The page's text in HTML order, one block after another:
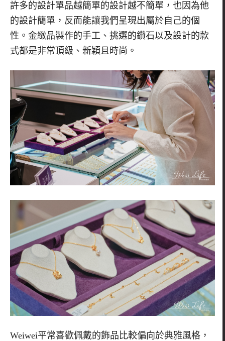
許多的設計單品越簡單的設計越不簡單，也因為他
的設計簡單，反而能讓我們呈現出屬於自己的個
性。金緻品製作的手工、挑選的鑽石以及設計的款
式都是非常頂級、新穎且時尚。
Weiwei平常喜歡佩戴的飾品比較偏向於典雅風格，